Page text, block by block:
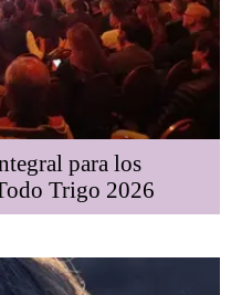
para los
Trigo 2026